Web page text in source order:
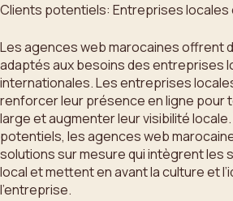
Clients potentiels: Entreprises
Les agences web marocaines offrent
adaptés aux besoins des entreprises
internationales. Les entreprises
renforcer leur présence en ligne pour
large et augmenter leur visibilité
potentiels, les agences web
solutions sur mesure qui intègrent les
local et mettent en avant la culture et
l’entreprise.